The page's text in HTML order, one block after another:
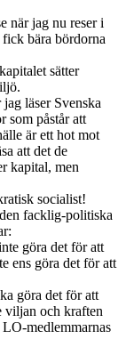
när jag nu reser i
bära bördorna
sätter
läser Svenska
som påstår att
är ett hot mot
att det de
kapital, men
socialist!
facklig-politiska
göra det för att
ens göra det för att
göra det för att
viljan och kraften
medlemmarnas